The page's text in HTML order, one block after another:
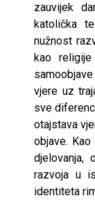
zauvijek
katolička
nužnost
kao
vjere uz
sve
otajstava
objave. Kao
djelovanja,
razvoja u
identiteta